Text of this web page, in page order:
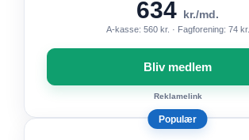
634 kr./md.
A-kasse: 560 kr. · Fagforening: 74 kr.
Bliv medlem
Reklamelink
Populær